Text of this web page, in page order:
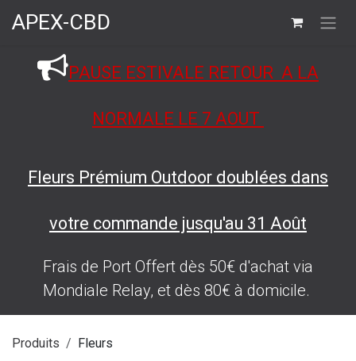
APEX-CBD
PAUSE ESTIVALE RETOUR A LA
NORMALE LE 7 AOUT
Fleurs Prémium Outdoor doublées dans
votre commande jusqu'au 31 Août
Frais de Port Offert dès 50€ d'achat via
Mondiale Relay, et dès 80€ à domicile.
Produits Fleurs